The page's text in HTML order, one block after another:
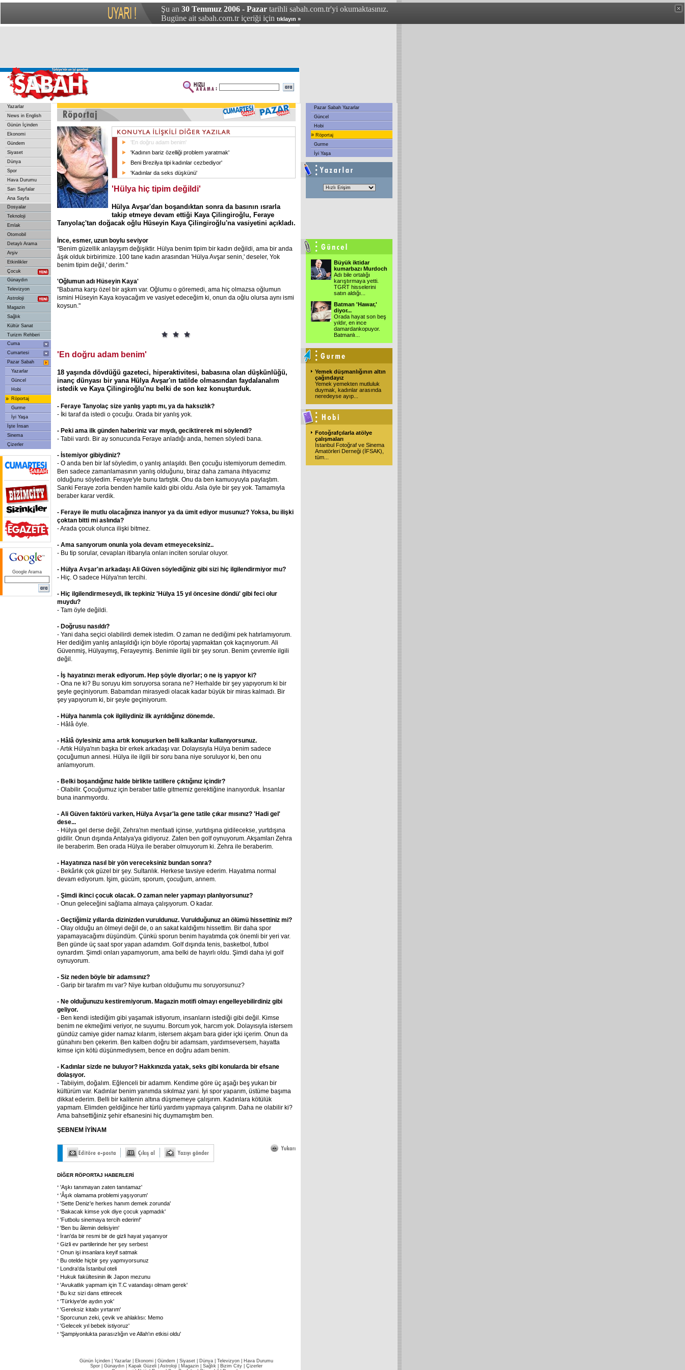
Şu an 30 Temmuz 2006 - Pazar tarihli sabah.com.tr'yi okumaktasınız.
Bugüne ait sabah.com.tr içeriği için tıklayın »
Yazarlar
News in English
Günün İçinden
Ekonomi
Gündem
Siyaset
Dünya
Spor
Hava Durumu
Sarı Sayfalar
Ana Sayfa
Dosyalar
Teknoloji
Emlak
Otomobil
Detaylı Arama
Arşiv
Etkinlikler
Çocuk
Günaydın
Televizyon
Astroloji
Magazin
Sağlık
Kültür Sanat
Turizm Rehberi
Cuma
Cumartesi
Pazar Sabah
Yazarlar
Güncel
Hobi
» Röportaj
Gurme
İyi Yaşa
İşte İnsan
Sinema
Çizerler
Google Arama
'En doğru adam benim'
'Kadının bariz özelliği problem yaratmak'
Beni Brezilya tipi kadınlar cezbediyor'
'Kadınlar da seks düşkünü'
'Hülya hiç tipim değildi'
Hülya Avşar'dan boşandıktan sonra da basının ısrarla
takip etmeye devam ettiği Kaya Çilingiroğlu, Feraye
Tanyolaç'tan doğacak oğlu Hüseyin Kaya Çilingiroğlu'na vasiyetini açıkladı.
İnce, esmer, uzun boylu seviyor
"Benim güzellik anlayışım değişiktir. Hülya benim tipim bir kadın değildi, ama bir anda
âşık olduk birbirimize. 100 tane kadın arasından 'Hülya Avşar senin,' deseler, Yok
benim tipim değil,' derim."
'Oğlumun adı Hüseyin Kaya'
"Babama karşı özel bir aşkım var. Oğlumu o göremedi, ama hiç olmazsa oğlumun
ismini Hüseyin Kaya koyacağım ve vasiyet edeceğim ki, onun da oğlu olursa aynı ismi
koysun."
'En doğru adam benim'
18 yaşında dövdüğü gazeteci, hiperaktivitesi, babasına olan düşkünlüğü,
inanç dünyası bir yana Hülya Avşar'ın tatilde olmasından faydalanalım
istedik ve Kaya Çilingiroğlu'nu belki de son kez konuşturduk.
- Feraye Tanyolaç size yanlış yaptı mı, ya da haksızlık?
- İki taraf da istedi o çocuğu. Orada bir yanlış yok.
- Peki ama ilk günden haberiniz var mıydı, geciktirerek mi söylendi?
- Tabii vardı. Bir ay sonucunda Feraye anladığı anda, hemen söyledi bana.
- İstemiyor gibiydiniz?
- O anda ben bir laf söyledim, o yanlış anlaşıldı. Ben çocuğu istemiyorum demedim.
Ben sadece zamanlamasının yanlış olduğunu, biraz daha zamana ihtiyacımız
olduğunu söyledim. Feraye'yle bunu tartıştık. Onu da ben kamuoyuyla paylaştım.
Sanki Feraye zorla benden hamile kaldı gibi oldu. Asla öyle bir şey yok. Tamamıyla
beraber karar verdik.
- Feraye ile mutlu olacağınıza inanıyor ya da ümit ediyor musunuz? Yoksa, bu ilişki
çoktan bitti mi aslında?
- Arada çocuk olunca ilişki bitmez.
- Ama sanıyorum onunla yola devam etmeyeceksiniz..
- Bu tip sorular, cevapları itibarıyla onları inciten sorular oluyor.
- Hülya Avşar'ın arkadaşı Ali Güven söylediğiniz gibi sizi hiç ilgilendirmiyor mu?
- Hiç. O sadece Hülya'nın tercihi.
- Hiç ilgilendirmeseydi, ilk tepkiniz 'Hülya 15 yıl öncesine döndü' gibi feci olur
muydu?
- Tam öyle değildi.
- Doğrusu nasıldı?
- Yani daha seçici olabilirdi demek istedim. O zaman ne dediğimi pek hatırlamıyorum.
Her dediğim yanlış anlaşıldığı için böyle röportaj yapmaktan çok kaçınıyorum. Ali
Güvenmiş, Hülyaymış, Ferayeymiş. Benimle ilgili bir şey sorun. Benim çevremle ilgili
değil.
- İş hayatınızı merak ediyorum. Hep şöyle diyorlar; o ne iş yapıyor ki?
- Ona ne ki? Bu soruyu kim soruyorsa sorana ne? Herhalde bir şey yapıyorum ki bir
şeyle geçiniyorum. Babamdan mirasyedi olacak kadar büyük bir miras kalmadı. Bir
şey yapıyorum ki, bir şeyle geçiniyorum.
- Hülya hanımla çok ilgiliydiniz ilk ayrıldığınız dönemde.
- Hâlâ öyle.
- Hâlâ öylesiniz ama artık konuşurken belli kalkanlar kullanıyorsunuz.
- Artık Hülya'nın başka bir erkek arkadaşı var. Dolayısıyla Hülya benim sadece
çocuğumun annesi. Hülya ile ilgili bir soru bana niye soruluyor ki, ben onu
anlamıyorum.
- Belki boşandığınız halde birlikte tatillere çıktığınız içindir?
- Olabilir. Çocuğumuz için beraber tatile gitmemiz gerektiğine inanıyorduk. İnsanlar
buna inanmıyordu.
- Ali Güven faktörü varken, Hülya Avşar'la gene tatile çıkar mısınız? 'Hadi gel'
dese...
- Hülya gel derse değil, Zehra'nın menfaati içinse, yurtdışına gidilecekse, yurtdışına
gidilir. Onun dışında Antalya'ya gidiyoruz. Zaten ben golf oynuyorum. Akşamları Zehra
ile beraberim. Ben orada Hülya ile beraber olmuyorum ki. Zehra ile beraberim.
- Hayatınıza nasıl bir yön vereceksiniz bundan sonra?
- Bekârlık çok güzel bir şey. Sultanlık. Herkese tavsiye ederim. Hayatıma normal
devam ediyorum. İşim, gücüm, sporum, çocuğum, annem.
- Şimdi ikinci çocuk olacak. O zaman neler yapmayı planlıyorsunuz?
- Onun geleceğini sağlama almaya çalışıyorum. O kadar.
- Geçtiğimiz yıllarda dizinizden vuruldunuz. Vurulduğunuz an ölümü hissettiniz mi?
- Olay olduğu an ölmeyi değil de, o an sakat kaldığımı hissettim. Bir daha spor
yapamayacağımı düşündüm. Çünkü sporun benim hayatımda çok önemli bir yeri var.
Ben günde üç saat spor yapan adamdım. Golf dışında tenis, basketbol, futbol
oynardım. Şimdi onları yapamıyorum, ama belki de hayırlı oldu. Şimdi daha iyi golf
oynuyorum.
- Siz neden böyle bir adamsınız?
- Garip bir tarafım mı var? Niye kurban olduğumu mu soruyorsunuz?
- Ne olduğunuzu kestiremiyorum. Magazin motifi olmayı engelleyebilirdiniz gibi
geliyor.
- Ben kendi istediğim gibi yaşamak istiyorum, insanların istediği gibi değil. Kimse
benim ne ekmeğimi veriyor, ne suyumu. Borcum yok, harcım yok. Dolayısıyla istersem
gündüz camiye gider namaz kılarım, istersem akşam bara gider içki içerim. Onun da
günahını ben çekerim. Ben kalben doğru bir adamsam, yardımseversem, hayatta
kimse için kötü düşünmediysem, bence en doğru adam benim.
- Kadınlar sizde ne buluyor? Hakkınızda yatak, seks gibi konularda bir efsane
dolaşıyor.
- Tabiiyim, doğalım. Eğlenceli bir adamım. Kendime göre üç aşağı beş yukarı bir
kültürüm var. Kadınlar benim yanımda sıkılmaz yani. İyi spor yaparım, üstüme başıma
dikkat ederim. Belli bir kalitenin altına düşmemeye çalışırım. Kadınlara kötülük
yapmam. Elimden geldiğince her türlü yardımı yapmaya çalışırım. Daha ne olabilir ki?
Ama bahsettiğiniz şehir efsanesini hiç duymamıştım ben.
ŞEBNEM İYİNAM
DİĞER RÖPORTAJ HABERLERİ
'Aşkı tanımayan zaten tanıtamaz'
'Âşık olamama problemi yaşıyorum'
'Sette Deniz'e herkes hanım demek zorunda'
'Bakacak kimse yok diye çocuk yapmadık'
'Futbolu sinemaya tercih ederim!'
'Ben bu âlemin delisiyim'
İran'da bir resmi bir de gizli hayat yaşanıyor
Gizli ev partilerinde her şey serbest
Onun işi insanlara keyif satmak
Bu otelde hiçbir şey yapmıyorsunuz
Londra'da İstanbul oteli
Hukuk fakültesinin ilk Japon mezunu
'Avukatlık yapmam için T.C vatandaşı olmam gerek'
Bu kız sizi dans ettirecek
'Türkiye'de aydın yok'
'Gereksiz kitabı yırtarım'
Sporcunun zeki, çevik ve ahlaklısı: Memo
'Gelecek yıl bebek istiyoruz'
'Şampiyonlukta parasızlığın ve Allah'ın etkisi oldu'
Pazar Sabah Yazarlar
Güncel
Hobi
» Röportaj
Gurme
İyi Yaşa
Büyük iktidar
kumarbazı Murdoch
Adı bile ortalığı
karıştırmaya yetti.
TGRT hisselerini
satın aldığı
Batman 'Hawar,'
diyor...
Orada hayat son beş
yıldır, en ince
damardankopuyor.
Batmanlı
Yemek düşmanlığının altın
çağındayız
Yemek yemekten mutluluk
duymak, kadınlar arasında
neredeyse ayıp
Fotoğrafçılarla atölye
çalışmaları
İstanbul Fotoğraf ve Sinema
Amatörleri Derneği (İFSAK),
tüm
Günün İçinden Yazarlar Ekonomi Gündem Siyaset Dünya | Televizyon
Hava Durumu
Spor
Günaydın Kapak Güzeli Astroloji Magazin Sağlık Bizim City
Çizerler